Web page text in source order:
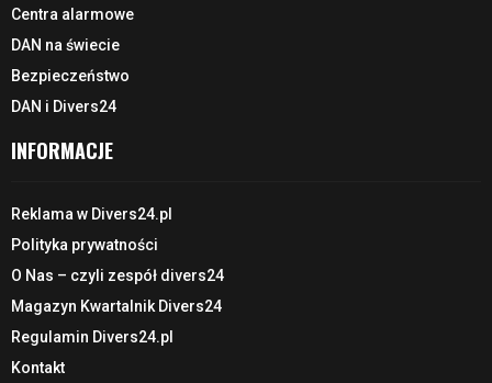
Centra alarmowe
DAN na świecie
Bezpieczeństwo
DAN i Divers24
INFORMACJE
Reklama w Divers24.pl
Polityka prywatności
O Nas – czyli zespół divers24
Magazyn Kwartalnik Divers24
Regulamin Divers24.pl
Kontakt